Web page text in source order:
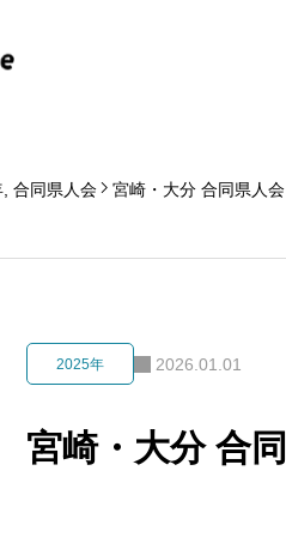
, 合同県人会 宮崎・大分 合同県人会
2025年 2026.01.01
宮崎・大分 合